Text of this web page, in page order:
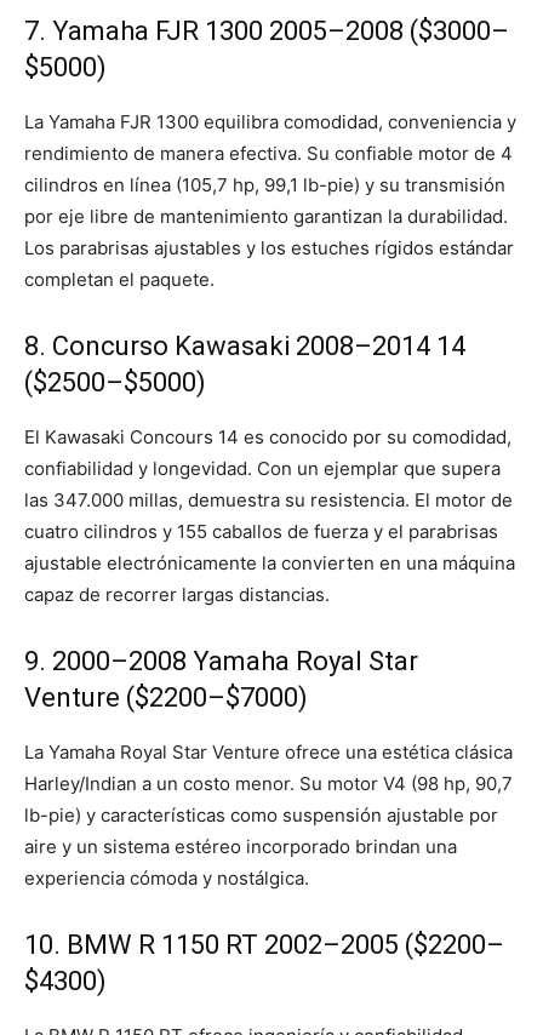
7. Yamaha FJR 1300 2005–2008 ($3000–
$5000)
La Yamaha FJR 1300 equilibra comodidad, conveniencia y
rendimiento de manera efectiva. Su confiable motor de 4
cilindros en línea (105,7 hp, 99,1 lb-pie) y su transmisión
por eje libre de mantenimiento garantizan la durabilidad.
Los parabrisas ajustables y los estuches rígidos estándar
completan el paquete.
8. Concurso Kawasaki 2008–2014 14
($2500–$5000)
El Kawasaki Concours 14 es conocido por su comodidad,
confiabilidad y longevidad. Con un ejemplar que supera
las 347.000 millas, demuestra su resistencia. El motor de
cuatro cilindros y 155 caballos de fuerza y ​​el parabrisas
ajustable electrónicamente la convierten en una máquina
capaz de recorrer largas distancias.
9. 2000–2008 Yamaha Royal Star
Venture ($2200–$7000)
La Yamaha Royal Star Venture ofrece una estética clásica
Harley/Indian a un costo menor. Su motor V4 (98 hp, 90,7
lb-pie) y características como suspensión ajustable por
aire y un sistema estéreo incorporado brindan una
experiencia cómoda y nostálgica.
10. BMW R 1150 RT 2002–2005 ($2200–
$4300)